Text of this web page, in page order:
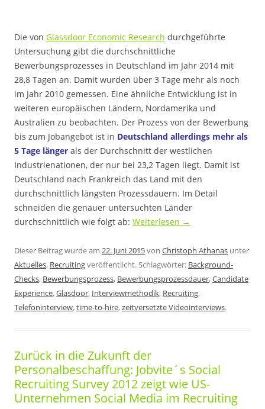
Die von Glassdoor Economic Research durchgeführte
Untersuchung gibt die durchschnittliche
Bewerbungsprozesses in Deutschland im Jahr 2014 mit
28,8 Tagen an. Damit wurden über 3 Tage mehr als noch
im Jahr 2010 gemessen. Eine ähnliche Entwicklung ist in
weiteren europäischen Ländern, Nordamerika und
Australien zu beobachten. Der Prozess von der Bewerbung
bis zum Jobangebot ist in Deutschland allerdings mehr als
5 Tage länger als der Durchschnitt der westlichen
Industrienationen, der nur bei 23,2 Tagen liegt. Damit ist
Deutschland nach Frankreich das Land mit den
durchschnittlich längsten Prozessdauern. Im Detail
schneiden die genauer untersuchten Länder
durchschnittlich wie folgt ab: Weiterlesen →
Dieser Beitrag wurde am 22. Juni 2015von Christoph Athanas unter
Aktuelles, Recruitingveröffentlicht. Schlagwörter: Background-
Checks, Bewerbungsprozess, Bewerbungsprozessdauer,Candidate
Experience,Glasdoor, Interviewmethodik, Recruiting,
Telefoninterview,time-to-hire,zeitversetzte Videointerviews.
Zurück in die Zukunft der
Personalbeschaffung: Jobvite´s Social
Recruiting Survey 2012 zeigt wie US-
Unternehmen Social Media im Recruiting